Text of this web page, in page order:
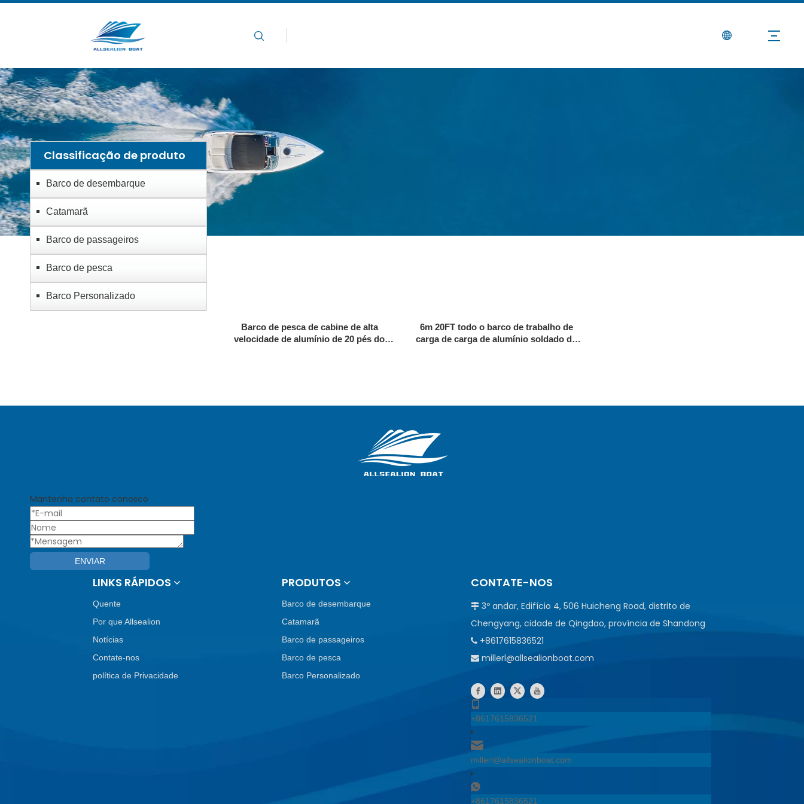
Lar / Produtos / Barco de desembarque
Classificação de produto
Barco de desembarque
Catamarã
Barco de passageiros
Barco de pesca
Barco Personalizado
Barco de pesca de cabine de alta
velocidade de alumínio de 20 pés do
6m 20FT todo o barco de trabalho de
carga de carga de alumínio soldado da
Mantenha contato conosco
ENVIAR
LINKS RÁPIDOS
Quente
Por que Allsealion
Notícias
Contate-nos
política de Privacidade
PRODUTOS
Barco de desembarque
Catamarã
Barco de passageiros
Barco de pesca
Barco Personalizado
CONTATE-NOS
 3º andar, Edifício 4, 506 Huicheng Road, distrito de
Chengyang, cidade de Qingdao, província de Shandong
 +8617615836521
 millerl@allsealionboat.com
+8617615836521
millerl@allsealionboat.com
+8617615836521